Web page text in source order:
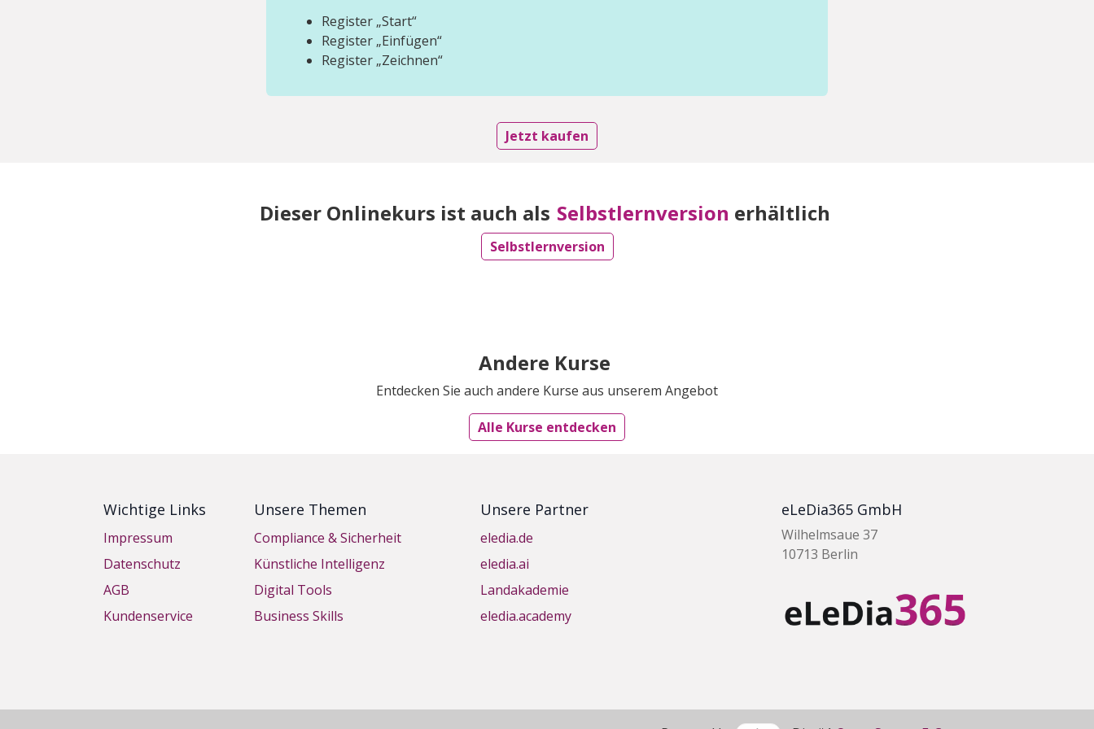
Register „Start“
Register „Einfügen“
Register „Zeichnen“
Jetzt kaufen
Dieser Onlinekurs ist auch als Selbstlernversion erhältlich
Selbstlernversion
Andere Kurse
Entdecken Sie auch andere Kurse aus unserem Angebot
Alle Kurse entdecken
Wichtige Links
Impressum
Datenschutz
AGB
Kundenservice
Unsere Themen
Compliance & Sicherheit
Künstliche Intelligenz
Digital Tools
Business Skills
Unsere Partner
eledia.de
eledia.ai
Landakademie
eledia.academy
eLeDia365 GmbH
Wilhelmsaue 37
10713 Berlin